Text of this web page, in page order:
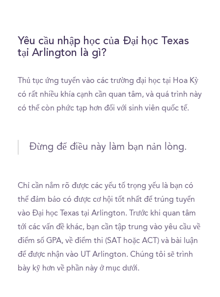
Yêu cầu nhập học của Đại học Texas
tại Arlington là gì?
Thủ tục ứng tuyển vào các trường đại học tại Hoa Kỳ
có rất nhiều khía cạnh cần quan tâm, và quá trình này
có thể còn phức tạp hơn đối với sinh viên quốc tế.
Đừng để điều này làm bạn nản lòng.
Chỉ cần nắm rõ được các yếu tố trọng yếu là bạn có
thể đảm bảo có được cơ hội tốt nhất để trúng tuyển
vào Đại học Texas tại Arlington. Trước khi quan tâm
tới các vấn đề khác, bạn cần tập trung vào yêu cầu về
điểm số GPA, về điểm thi (SAT hoặc ACT) và bài luận
để được nhận vào UT Arlington. Chúng tôi sẽ trình
bày kỹ hơn về phần này ở mục dưới.